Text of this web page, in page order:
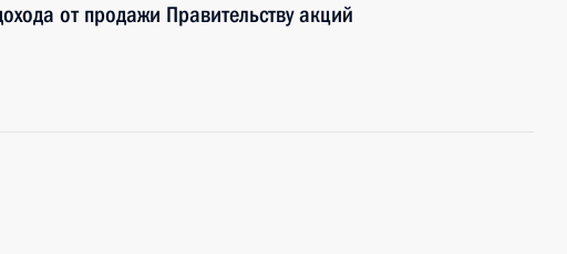
от продажи Правительству акций